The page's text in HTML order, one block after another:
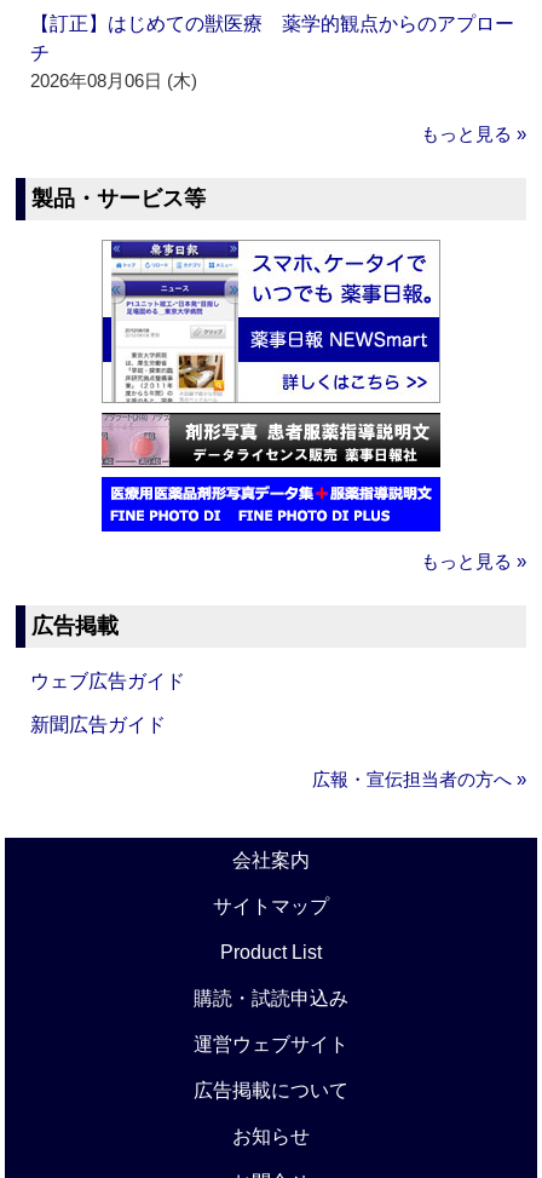
【訂正】はじめての獣医療 薬学的観点からのアプロー
チ
2026年08月06日 (木)
もっと見る »
製品・サービス等
もっと見る »
広告掲載
ウェブ広告ガイド
新聞広告ガイド
広報・宣伝担当者の方へ »
会社案内
サイトマップ
Product List
購読・試読申込み
運営ウェブサイト
広告掲載について
お知らせ